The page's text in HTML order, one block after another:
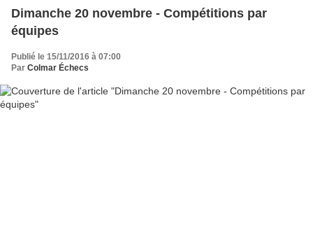
Dimanche 20 novembre - Compétitions par
équipes
Publié le 15/11/2016 à 07:00
Par Colmar Échecs